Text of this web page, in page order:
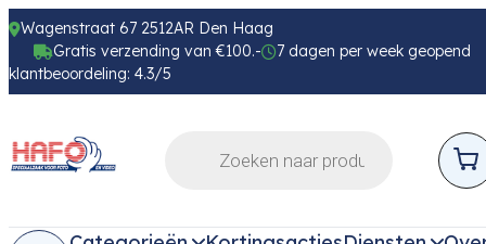
Wagenstraat 67 2512AR Den Haag
Gratis verzending van €100.-
7 dagen per week geopend
klantbeoordeling: 4.3/5